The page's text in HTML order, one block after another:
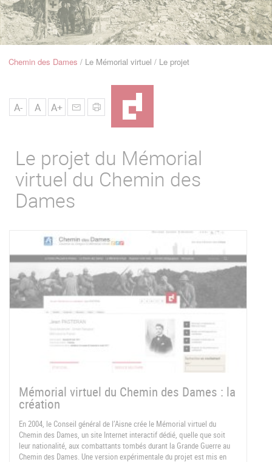
Navigation
Fil
Chemin des Dames Le Mémorial virtuel Le projet
A- A A+
Le projet du Mémorial
virtuel du Chemin des
Dames
Mémorial virtuel du Chemin des Dames : la
création
En 2004, le Conseil général de l’Aisne crée le Mémorial virtuel du
Chemin des Dames, un site Internet interactif dédié, quelle que soit
leur nationalité, aux combattants tombés durant la Grande Guerre au
Chemin des Dames. Une version expérimentale du projet est mis en